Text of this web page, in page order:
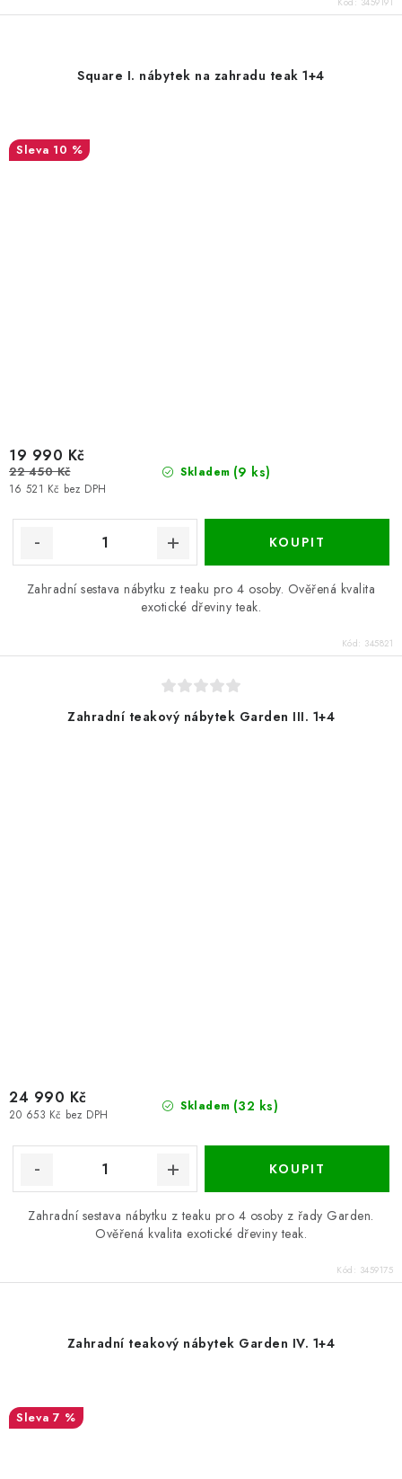
Square I. nábytek na zahradu teak 1+4
10 %
Skladem (9 ks)
16 521 Kč bez DPH
19 990 Kč
22 450 Kč
Zahradní sestava nábytku z teaku pro 4 osoby. Ověřená kvalita
exotické dřeviny teak.
Kód: 345821
Zahradní teakový nábytek Garden III. 1+4
Skladem (32 ks)
20 653 Kč bez DPH
24 990 Kč
Zahradní sestava nábytku z teaku pro 4 osoby z řady Garden.
Ověřená kvalita exotické dřeviny teak.
Kód: 3459175
Zahradní teakový nábytek Garden IV. 1+4
7 %